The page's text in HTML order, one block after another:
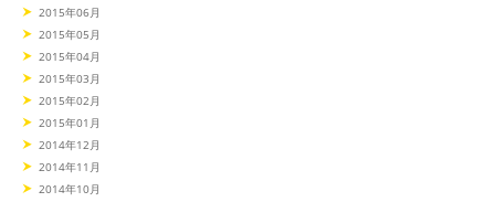
2015年06月
2015年05月
2015年04月
2015年03月
2015年02月
2015年01月
2014年12月
2014年11月
2014年10月